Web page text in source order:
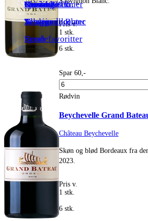
Spiritus
Riesling
Sauvignon Blanc
Syrah
Over 1000 kr.
Alle producenter
Kundefavoritter
Toscana
Grenache
Tempranillo
Rheinhessen
Grüner Veltliner
Verdejo
Pris v.
1 stk.
6 stk.
Spar 60,-
Rødvin
Beychevelle Grand
Château Beychevelle
Skøn og blød Bordeaux fra
2023.
Pris v.
1 stk.
6 stk.